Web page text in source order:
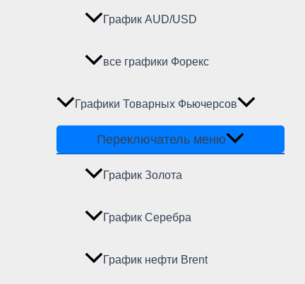
График AUD/USD
все графики Форекс
Графики Товарных Фьючерсов
Переключатель меню
График Золота
График Серебра
График нефти Brent